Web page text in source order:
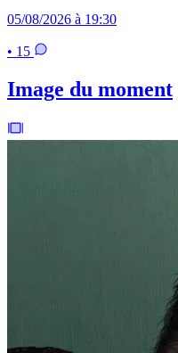
05/08/2026 à 19:30
• 15
Image du moment